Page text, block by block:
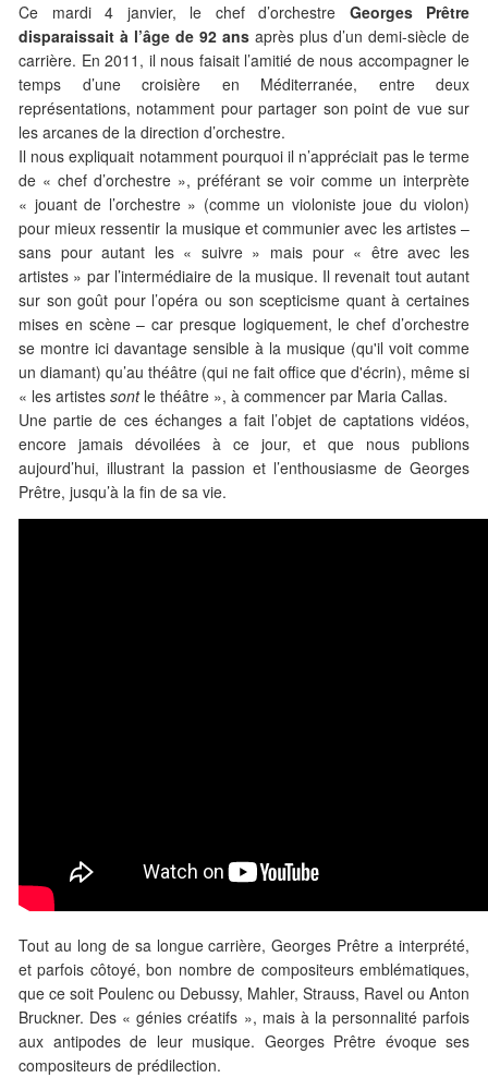
Ce mardi 4 janvier, le chef d’orchestre Georges Prêtre
disparaissait à l’âge de 92 ans après plus d’un demi-siècle de
carrière. En 2011, il nous faisait l’amitié de nous accompagner le
temps d’une croisière en Méditerranée, entre deux
représentations, notamment pour partager son point de vue sur
les arcanes de la direction d’orchestre.
Il nous expliquait notamment pourquoi il n’appréciait pas le terme
de « chef d’orchestre », préférant se voir comme un interprète
« jouant de l’orchestre » (comme un violoniste joue du violon)
pour mieux ressentir la musique et communier avec les artistes –
sans pour autant les « suivre » mais pour « être avec les
artistes » par l’intermédiaire de la musique. Il revenait tout autant
sur son goût pour l’opéra ou son scepticisme quant à certaines
mises en scène – car presque logiquement, le chef d’orchestre
se montre ici davantage sensible à la musique (qu'il voit comme
un diamant) qu’au théâtre (qui ne fait office que d'écrin), même si
« les artistes sontle théâtre », à commencer par Maria Callas.
Une partie de ces échanges a fait l’objet de captations vidéos,
encore jamais dévoilées à ce jour, et que nous publions
aujourd’hui, illustrant la passion et l’enthousiasme de Georges
Prêtre, jusqu’à la fin de sa vie.
Tout au long de sa longue carrière, Georges Prêtre a interprété,
et parfois côtoyé, bon nombre de compositeurs emblématiques,
que ce soit Poulenc ou Debussy, Mahler, Strauss, Ravel ou Anton
Bruckner. Des « génies créatifs », mais à la personnalité parfois
aux antipodes de leur musique. Georges Prêtre évoque ses
compositeurs de prédilection.